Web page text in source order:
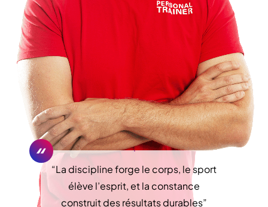
“La discipline forge le corps, le sport
élève l’esprit, et la constance
construit des résultats durables”